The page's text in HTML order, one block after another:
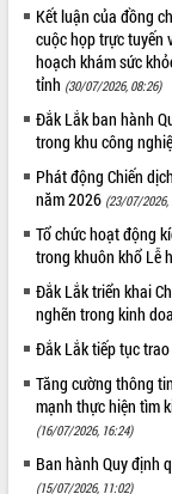
Kết luận của đồng
cuộc họp trực tuyến
hoạch khám sức
tỉnh (30/07/2026, 08:26)
Đắk Lắk ban hành
trong khu công
Phát động Chiến
năm 2026 (23/07/2026,
Tổ chức hoạt động
trong khuôn khổ Lễ
Đắk Lắk triển khai
nghẽn trong kinh
Đắk Lắk tiếp tục
Tăng cường thông
mạnh thực hiện tìm
(16/07/2026, 16:24)
Ban hành Quy định
(15/07/2026, 11:02)